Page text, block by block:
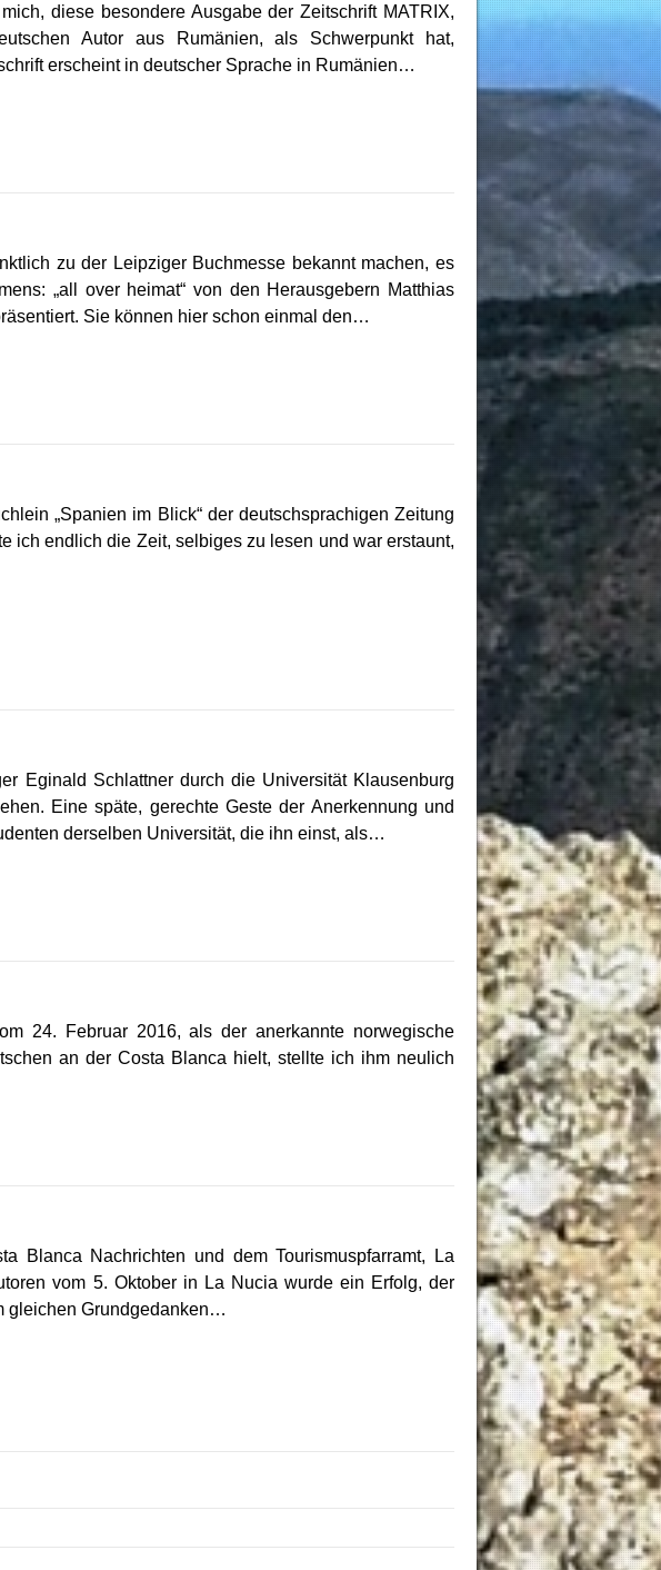
diese besondere Ausgabe der Zeitschrift MATRIX,
Autor aus Rumänien, als Schwerpunkt hat,
erscheint in deutscher Sprache in Rumänien…
zu der Leipziger Buchmesse bekannt machen, es
„all over heimat“ von den Herausgebern Matthias
Sie können hier schon einmal den…
„Spanien im Blick“ der deutschsprachigen Zeitung
ich endlich die Zeit, selbiges zu lesen und war erstaunt,
Eginald Schlattner durch die Universität Klausenburg
Eine späte, gerechte Geste der Anerkennung und
derselben Universität, die ihn einst, als…
24. Februar 2016, als der anerkannte norwegische
an der Costa Blanca hielt, stellte ich ihm neulich
Blanca Nachrichten und dem Tourismuspfarramt, La
vom 5. Oktober in La Nucia wurde ein Erfolg, der
gleichen Grundgedanken…